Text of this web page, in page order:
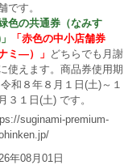
です。
緑色の共通券（なみす
「赤色の中小店舗券
ナミ―）」 どちらでも月謝
使えます。商品券使用期
和８年８月１日(土)～１
３１日(土) です。
suginami-premium-
年08月01日